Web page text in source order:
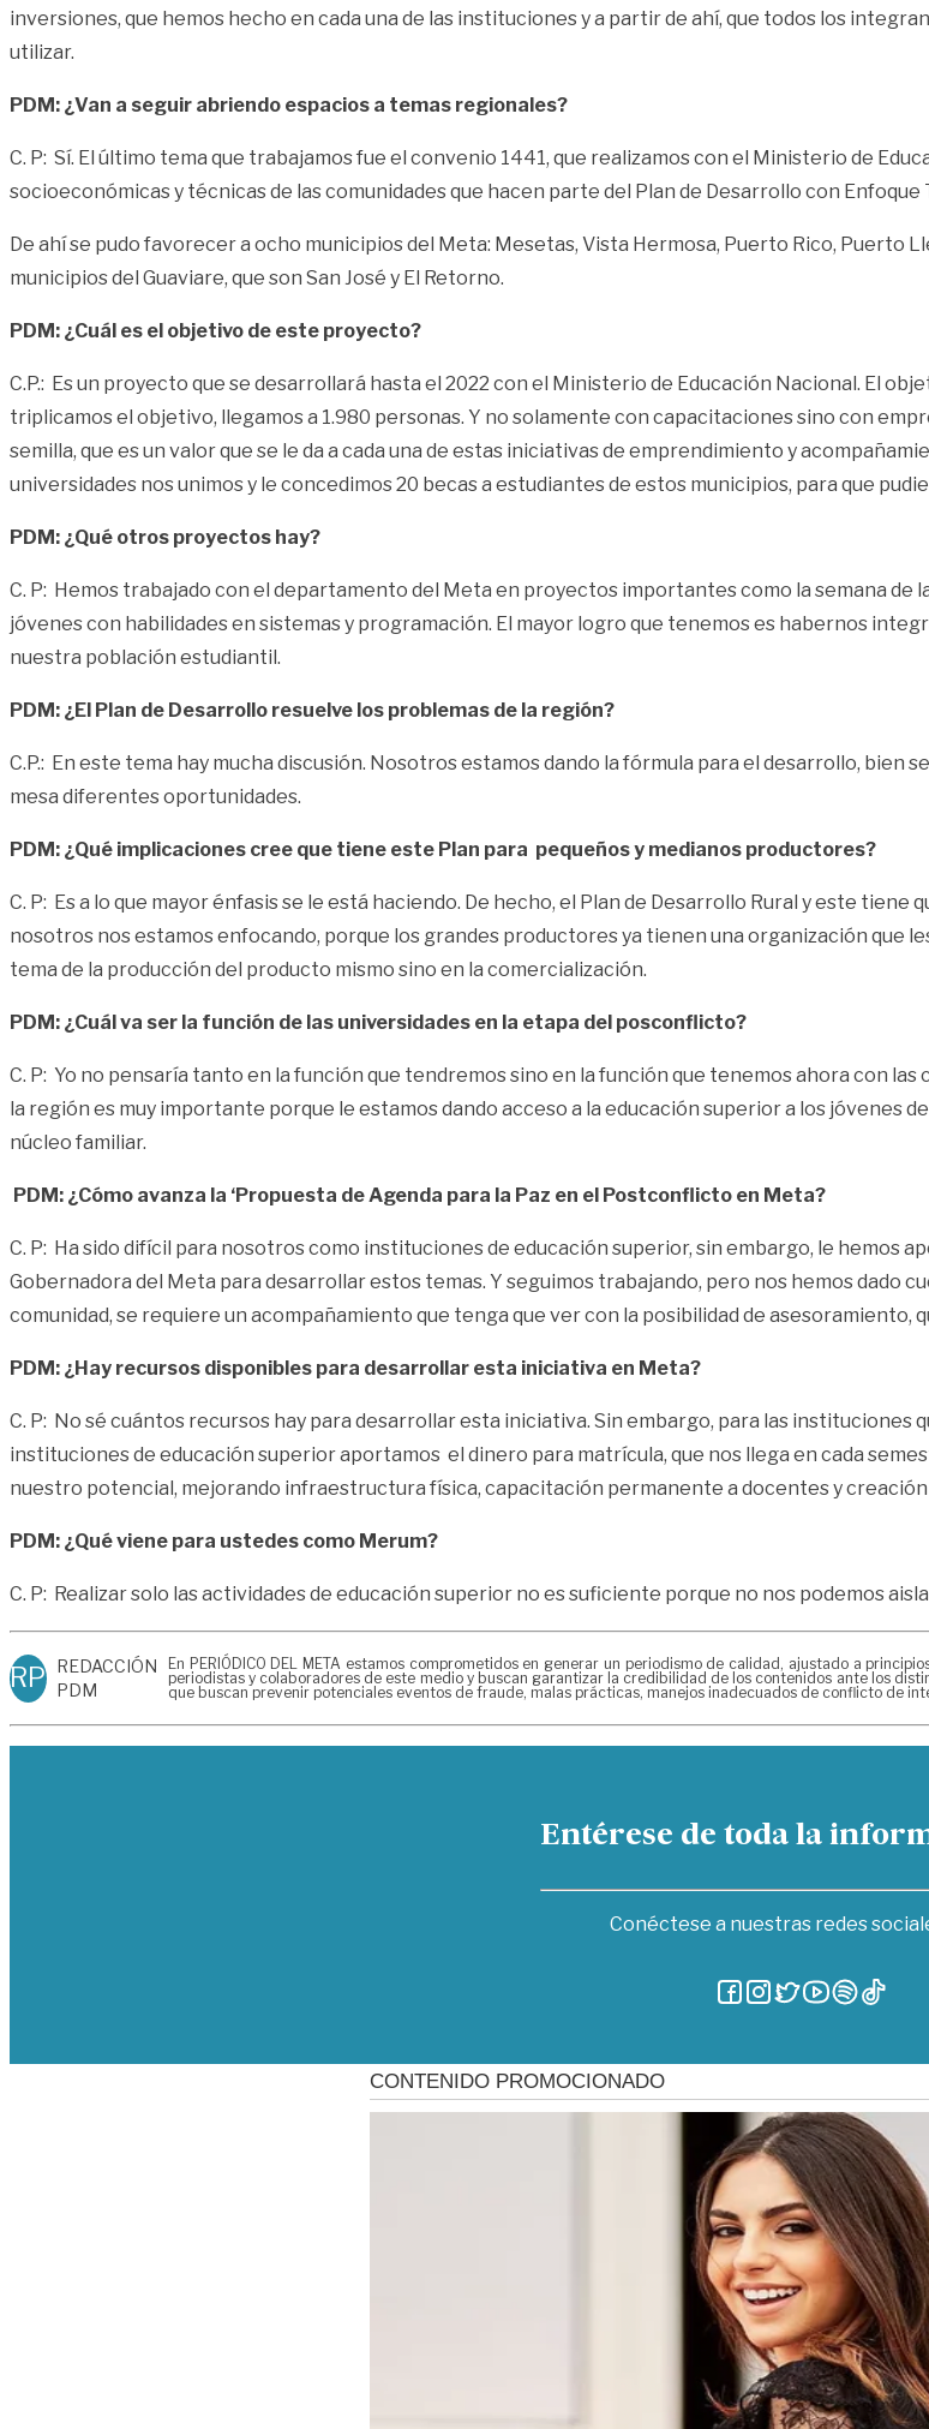
inversiones, que hemos hecho en cada una de las instituciones y a partir de ahí, que todos los
utilizar.
PDM: ¿Van a seguir abriendo espacios a temas regionales?
C. P: Sí. El último tema que trabajamos fue el convenio 1441, que realizamos con el Ministerio de
socioeconómicas y técnicas de las comunidades que hacen parte del Plan de Desarrollo con
De ahí se pudo favorecer a ocho municipios del Meta: Mesetas, Vista Hermosa, Puerto Rico, Puerto
municipios del Guaviare, que son San José y El Retorno.
PDM: ¿Cuál es el objetivo de este proyecto?
C.P.: Es un proyecto que se desarrollará hasta el 2022 con el Ministerio de Educación Nacional. El
triplicamos el objetivo, llegamos a 1.980 personas. Y no solamente con capacitaciones sino con
semilla, que es un valor que se le da a cada una de estas iniciativas de emprendimiento y
universidades nos unimos y le concedimos 20 becas a estudiantes de estos municipios, para que
PDM: ¿Qué otros proyectos hay?
C. P: Hemos trabajado con el departamento del Meta en proyectos importantes como la semana de
jóvenes con habilidades en sistemas y programación. El mayor logro que tenemos es habernos
nuestra población estudiantil.
PDM: ¿El Plan de Desarrollo resuelve los problemas de la región?
C.P.: En este tema hay mucha discusión. Nosotros estamos dando la fórmula para el desarrollo,
mesa diferentes oportunidades.
PDM: ¿Qué implicaciones cree que tiene este Plan para pequeños y medianos productores?
C. P: Es a lo que mayor énfasis se le está haciendo. De hecho, el Plan de Desarrollo Rural y este
nosotros nos estamos enfocando, porque los grandes productores ya tienen una organización que
tema de la producción del producto mismo sino en la comercialización.
PDM: ¿Cuál va ser la función de las universidades en la etapa del posconflicto?
C. P: Yo no pensaría tanto en la función que tendremos sino en la función que tenemos ahora con
la región es muy importante porque le estamos dando acceso a la educación superior a los jóvenes
núcleo familiar.
PDM: ¿Cómo avanza la ‘Propuesta de Agenda para la Paz en el Postconflicto en Meta?
C. P: Ha sido difícil para nosotros como instituciones de educación superior, sin embargo, le hemos
Gobernadora del Meta para desarrollar estos temas. Y seguimos trabajando, pero nos hemos dado
comunidad, se requiere un acompañamiento que tenga que ver con la posibilidad de
PDM: ¿Hay recursos disponibles para desarrollar esta iniciativa en Meta?
C. P: No sé cuántos recursos hay para desarrollar esta iniciativa. Sin embargo, para las
instituciones de educación superior aportamos el dinero para matrícula, que nos llega en cada
nuestro potencial, mejorando infraestructura física, capacitación permanente a docentes y
PDM: ¿Qué viene para ustedes como Merum?
C. P: Realizar solo las actividades de educación superior no es suficiente porque no nos podemos
RP REDACCIÓN
PDM
En PERIÓDICO DEL META estamos comprometidos en generar un periodismo de calidad, ajustado a
periodistas y colaboradores de este medio y buscan garantizar la credibilidad de los contenidos ante los
que buscan prevenir potenciales eventos de fraude, malas prácticas, manejos inadecuados de conflicto de
Entérese de toda la
Conéctese a nuestras redes